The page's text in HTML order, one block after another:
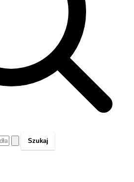
Szukaj